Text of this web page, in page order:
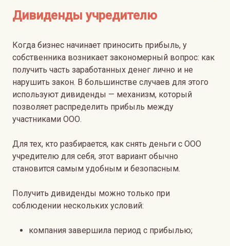
Дивиденды учредителю
Когда бизнес начинает приносить прибыль, у
собственника возникает закономерный вопрос: как
получить часть заработанных денег лично и не
нарушить закон. В большинстве случаев для этого
используют дивиденды — механизм, который
позволяет распределить прибыль между
участниками ООО.
Для тех, кто разбирается, как снять деньги с ООО
учредителю для себя, этот вариант обычно
становится самым удобным и безопасным.
Получить дивиденды можно только при
соблюдении нескольких условий:
компания завершила период с прибылью;